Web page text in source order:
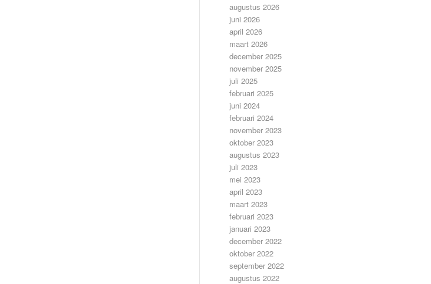
augustus 2026
juni 2026
april 2026
maart 2026
december 2025
november 2025
juli 2025
februari 2025
juni 2024
februari 2024
november 2023
oktober 2023
augustus 2023
juli 2023
mei 2023
april 2023
maart 2023
februari 2023
januari 2023
december 2022
oktober 2022
september 2022
augustus 2022